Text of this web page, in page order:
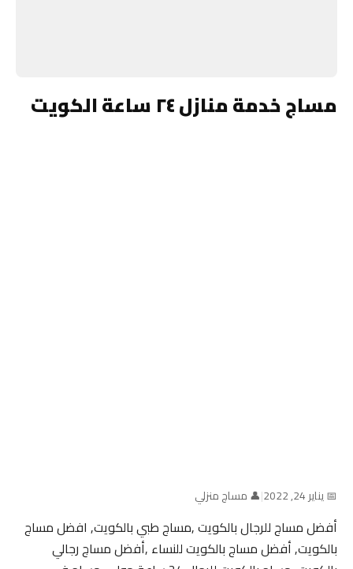
مساج خدمة منازل ٢٤ ساعة الكويت
📅 يناير 24, 2022 |👤 مساج منزلي
أفضل مساج للرجال بالكويت ,مساج طبي بالكويت, افضل مساج
بالكويت, أفضل مساج بالكويت للنساء ,أفضل مساج رجالي